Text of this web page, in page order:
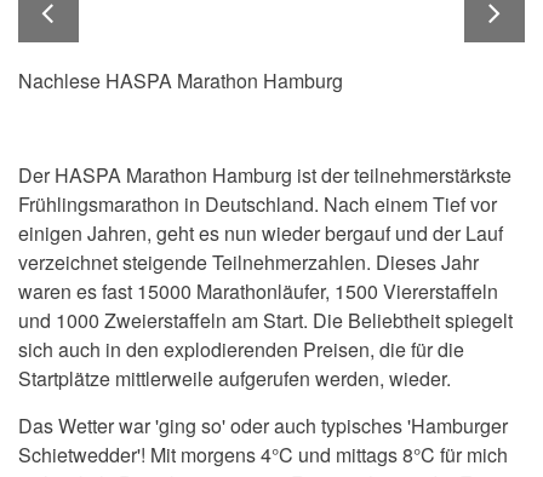
Nachlese HASPA Marathon Hamburg
Der HASPA Marathon Hamburg ist der teilnehmerstärkste
Frühlingsmarathon in Deutschland. Nach einem Tief vor
einigen Jahren, geht es nun wieder bergauf und der Lauf
verzeichnet steigende Teilnehmerzahlen. Dieses Jahr
waren es fast 15000 Marathonläufer, 1500 Viererstaffeln
und 1000 Zweierstaffeln am Start. Die Beliebtheit spiegelt
sich auch in den explodierenden Preisen, die für die
Startplätze mittlerweile aufgerufen werden, wieder.
Das Wetter war 'ging so' oder auch typisches 'Hamburger
Schietwedder'! Mit morgens 4°C und mittags 8°C für mich